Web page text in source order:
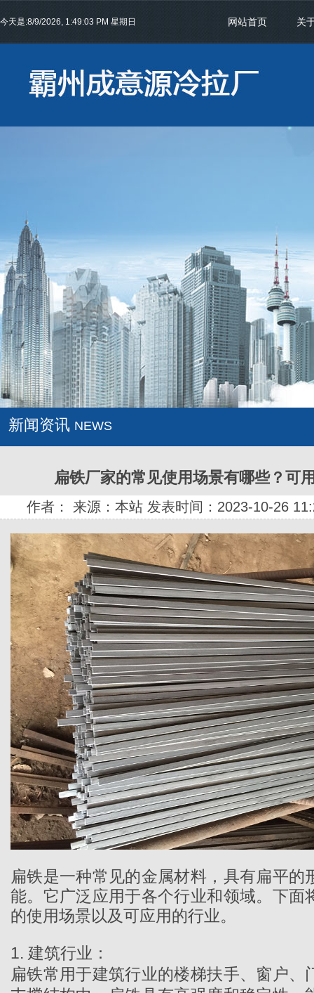
今天是:8/9/2026, 1:49:04 PM 星期日 网站首页 关
新闻资讯 NEWS
扁铁厂家的常见使用场景有哪些？可
作者： 来源：本站 发表时间：2023-10-26
扁铁是一种常见的金属材料，具有扁平的
能。它广泛应用于各个行业和领域。下面
的使用场景以及可应用的行业。
1. 建筑行业：
扁铁常用于建筑行业的楼梯扶手、窗户、